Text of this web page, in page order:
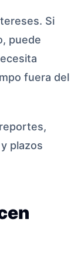
Si
puede
fuera del
plazos